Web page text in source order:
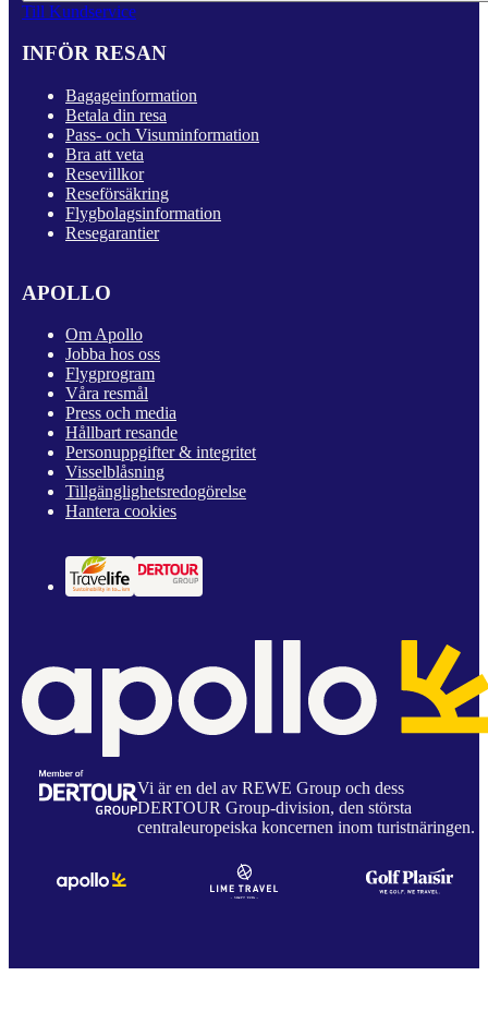
Till Kundservice
INFÖR RESAN
Bagageinformation
Betala din resa
Pass- och Visuminformation
Bra att veta
Resevillkor
Reseförsäkring
Flygbolagsinformation
Resegarantier
APOLLO
Om Apollo
Jobba hos oss
Flygprogram
Våra resmål
Press och media
Hållbart resande
Personuppgifter & integritet
Visselblåsning
Tillgänglighetsredogörelse
Hantera cookies
Vi är en del av REWE Group och dess
DERTOUR Group-division, den största
centraleuropeiska koncernen inom turistnäringen.